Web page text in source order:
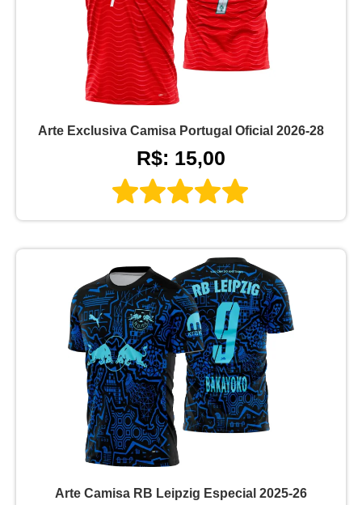
Arte Exclusiva Camisa Portugal Oficial 2026-28
R$: 15,00
Arte Camisa RB Leipzig Especial 2025-26